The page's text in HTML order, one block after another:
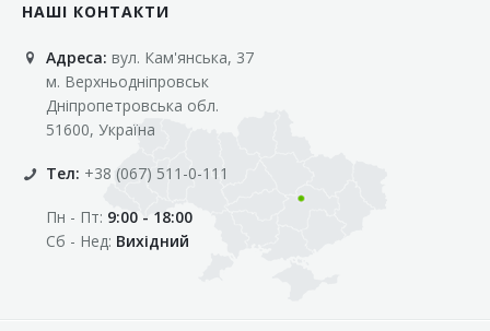
«Свіжачок»
«Сільпо»
«Фора»
«Фреш»
«Фуршет»
«Цент»
НАШІ КОНТАКТИ
Адреса: вул. Кам'янська, 37
м. Верхньодніпровськ
Дніпропетровська обл.
51600, Україна
Тел: +38 (067) 511-0-111
Пн - Пт: 9:00 - 18:00
Сб - Нед: Вихідний